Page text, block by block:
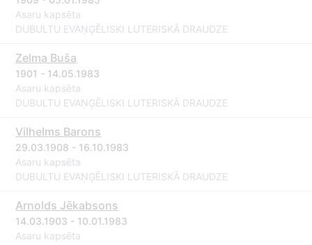
Asaru kapsēta
DUBULTU EVAŅĢĒLISKI LUTERISKĀ DRAUDZE
Zelma Buša
1901 - 14.05.1983
Asaru kapsēta
DUBULTU EVAŅĢĒLISKI LUTERISKĀ DRAUDZE
Vilhelms Barons
29.03.1908 - 16.10.1983
Asaru kapsēta
DUBULTU EVAŅĢĒLISKI LUTERISKĀ DRAUDZE
Arnolds Jēkabsons
14.03.1903 - 10.01.1983
Asaru kapsēta